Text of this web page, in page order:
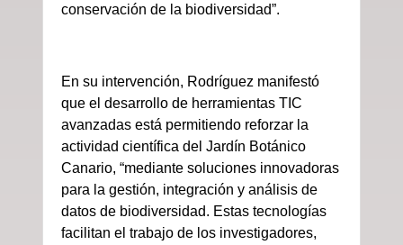
conservación de la biodiversidad”.
En su intervención, Rodríguez manifestó
que el desarrollo de herramientas TIC
avanzadas está permitiendo reforzar la
actividad científica del Jardín Botánico
Canario, “mediante soluciones innovadoras
para la gestión, integración y análisis de
datos de biodiversidad. Estas tecnologías
facilitan el trabajo de los investigadores,